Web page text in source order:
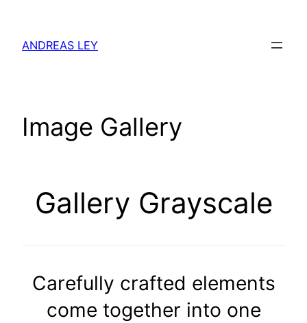
springen
ANDREAS LEY
Image Gallery
Gallery Grayscale
Carefully crafted elements
come together into one